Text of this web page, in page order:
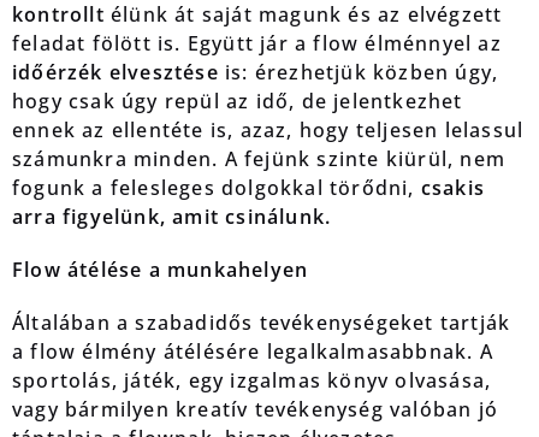
kontrollt élünk át saját magunk és az elvégzett
feladat fölött is. Együtt jár a flow élménnyel az
időérzék elvesztése is: érezhetjük közben úgy,
hogy csak úgy repül az idő, de jelentkezhet
ennek az ellentéte is, azaz, hogy teljesen lelassul
számunkra minden. A fejünk szinte kiürül, nem
fogunk a felesleges dolgokkal törődni, csakis
arra figyelünk, amit csinálunk.
Flow átélése a munkahelyen
Általában a szabadidős tevékenységeket tartják
a flow élmény átélésére legalkalmasabbnak. A
sportolás, játék, egy izgalmas könyv olvasása,
vagy bármilyen kreatív tevékenység valóban jó